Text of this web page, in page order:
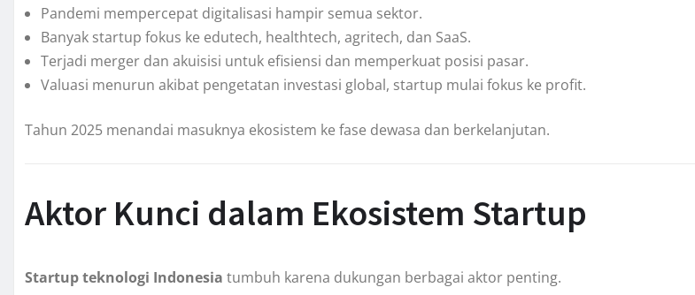
Pandemi mempercepat digitalisasi hampir semua sektor.
Banyak startup fokus ke edutech, healthtech, agritech, dan SaaS.
Terjadi merger dan akuisisi untuk efisiensi dan memperkuat posisi pasar.
Valuasi menurun akibat pengetatan investasi global, startup mulai fokus ke profit.
Tahun 2025 menandai masuknya ekosistem ke fase dewasa dan berkelanjutan.
Aktor Kunci dalam Ekosistem Startup
Startup teknologi Indonesia tumbuh karena dukungan berbagai aktor penting.